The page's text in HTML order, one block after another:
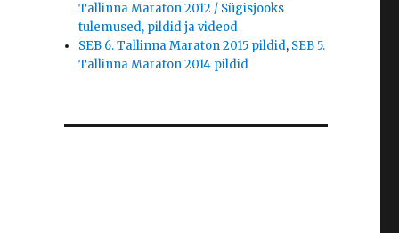
Tallinna Maraton 2012 / Sügisjooks
tulemused, pildid ja videod
SEB 6. Tallinna Maraton 2015 pildid, SEB 5.
Tallinna Maraton 2014 pildid